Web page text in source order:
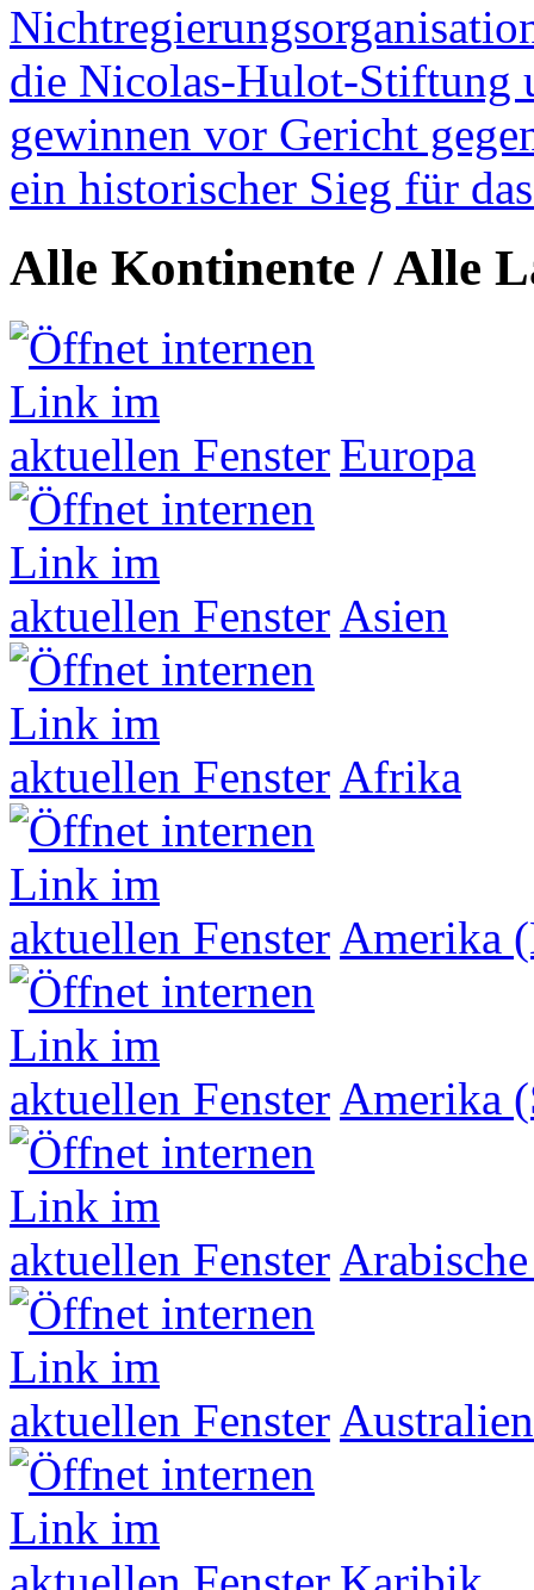
die Nicolas-Hulot-Stiftung
gewinnen vor Gericht
ein historischer Sieg für
Alle Kontinente / Alle
Europa
Asien
Afrika
Amerika
Amerika
Australien